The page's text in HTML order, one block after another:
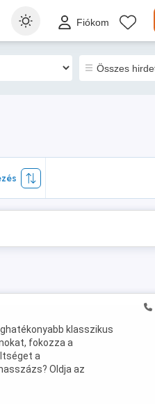
Fiókom
klasszikus
fokozza a
a
Oldja az
Szelídíti ...